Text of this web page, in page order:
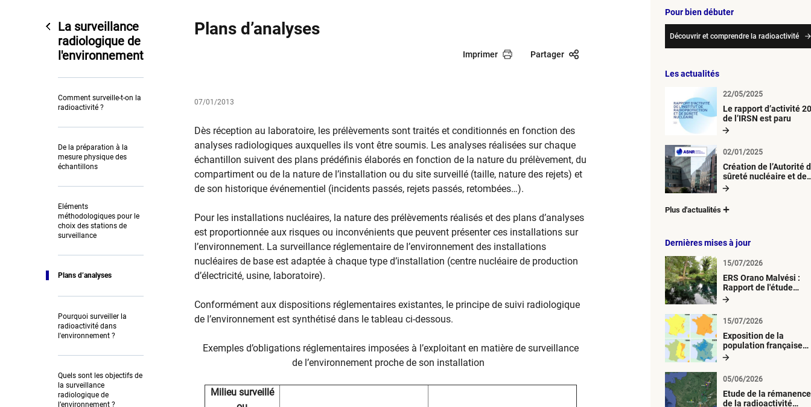
La surveillance
radiologique de
l'environnement
Comment surveille-t-on la
radioactivité ?
De la préparation à la
mesure physique des
échantillons
Eléments
méthodologiques pour le
choix des stations de
surveillance
Plans d’analyses
Pourquoi surveiller la
radioactivité dans
l'environnement ?
Quels sont les objectifs de
la surveillance
radiologique de
l’environnement ?
Plans d’analyses
Imprimer Partager
07/01/2013
Dès réception au laboratoire, les prélèvements sont traités et conditionnés en fonction des
analyses radiologiques auxquelles ils vont être soumis. Les analyses réalisées sur chaque
échantillon suivent des plans prédéfinis élaborés en fonction de la nature du prélèvement, du
compartiment ou de la nature de l’installation ou du site surveillé (taille, nature des rejets) et
de son historique événementiel (incidents passés, rejets passés, retombées…).
Pour les installations nucléaires, la nature des prélèvements réalisés et des plans d’analyses
est proportionnée aux risques ou inconvénients que peuvent présenter ces installations sur
l’environnement. La surveillance réglementaire de l’environnement des installations
nucléaires de base est adaptée à chaque type d’installation (centre nucléaire de production
d’électricité, usine, laboratoire).
Conformément aux dispositions réglementaires existantes, le principe de suivi radiologique
de l’environnement est synthétisé dans le tableau ci-dessous.
Exemples d’obligations réglementaires imposées à l’exploitant en matière de surveillance
de l’environnement proche de son installation
Milieu surveillé
Pour bien débuter
Découvrir et comprendre la radioactivité
Les actualités
Le rapport d’activité
de l’IRSN est paru
22/05/2025
Création de l’Autorité
sûreté nucléaire et de
radioprotection
02/01/2025
Plus d'actualités
Dernières mises à jour
ERS Orano Malvési :
Rapport de l'étude
radiologique du milieu
15/07/2026
Exposition de la
population française
métropolitaine aux
atmosphériques
radioactives depuis
15/07/2026
Etude de la rémanence
de la radioactivité
05/06/2026